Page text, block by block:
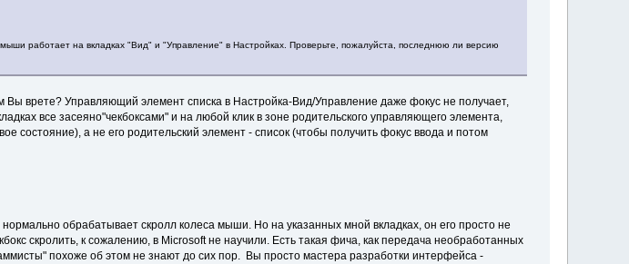
мыши работает на вкладках "Вид" и "Управление" в Настройках. Проверьте, пожалуйста, последнюю ли версию
врете? Управляющий элемент списка в Настройка-Вид/Управление даже фокус не получает,
все засеяно"чекбоксами" и на любой клик в зоне родительского управляющего элемента,
состояние), а не его родительский элемент - список (чтобы получить фокус ввода и потом
обрабатывает скролл колеса мыши. Но на указанных мной вкладках, он его просто не
скролить, к сожалению, в Microsoft не научили. Есть такая фича, как передача необработанных
похоже об этом не знают до сих пор. Вы просто мастера разработки интерфейса -